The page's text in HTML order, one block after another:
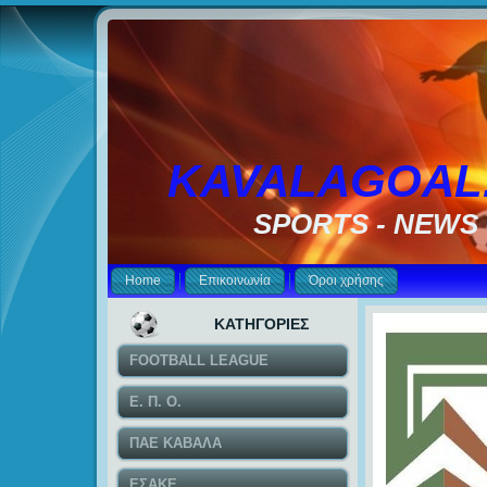
SPORTS - NEWS
Home Επικοινωνία Όροι χρήσης
ΚΑΤΗΓΟΡΙΕΣ
FOOTBALL LEAGUE
Ε. Π. Ο.
ΠΑΕ ΚΑΒΑΛΑ